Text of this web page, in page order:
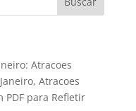
Atracoes
Atracoes
PDF para Refletir